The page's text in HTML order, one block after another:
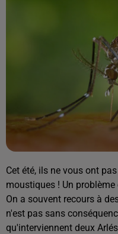
Cet été, ils ne vous ont
moustiques ! Un
On a souvent recours à
n'est pas sans
qu'interviennent deux